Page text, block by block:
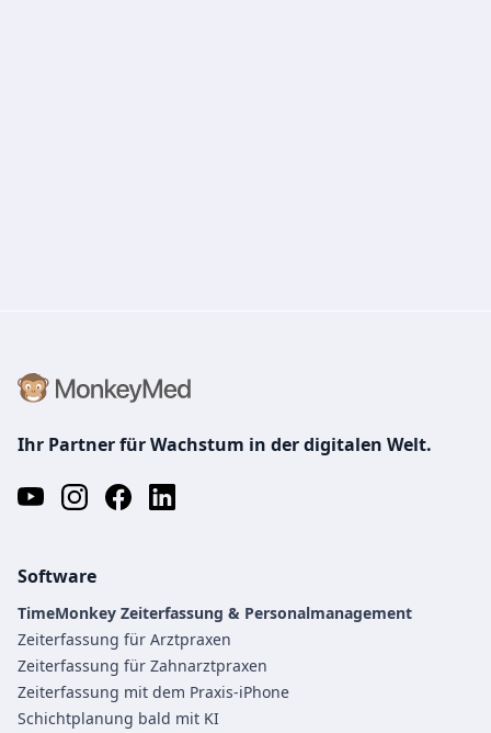
Ihr Partner für Wachstum in der digitalen Welt.
Software
TimeMonkey Zeiterfassung & Personalmanagement
Zeiterfassung für Arztpraxen
Zeiterfassung für Zahnarztpraxen
Zeiterfassung mit dem Praxis-iPhone
Schichtplanung bald mit KI